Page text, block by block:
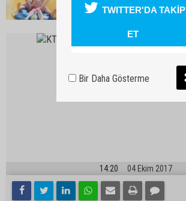
14:20 04 Ekim 2017
TWITTER'DA TAKİP
ET
Bir Daha Gösterme